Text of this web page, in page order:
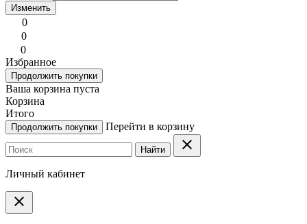
Изменить
0
0
0
Избранное
Продолжить покупки
Ваша корзина пуста
Корзина
Итого
Продолжить покупки Перейти в корзину
Найти clear
Личный кабинет
clear